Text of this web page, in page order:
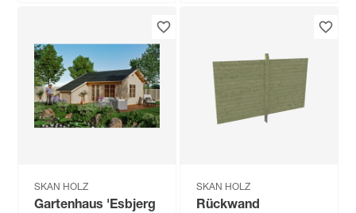
SKAN HOLZ
Gartenhaus 'Esbjerg
SKAN HOLZ
Rückwand